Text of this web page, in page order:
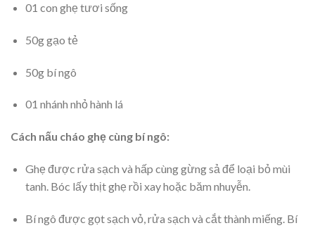
01 con ghẹ tươi sống
50g gạo tẻ
50g bí ngô
01 nhánh nhỏ hành lá
Cách nấu cháo ghẹ cùng bí ngô:
Ghẹ được rửa sạch và hấp cùng gừng sả để loại bỏ mùi
tanh. Bóc lấy thịt ghẹ rồi xay hoặc băm nhuyễn.
Bí ngô được gọt sạch vỏ, rửa sạch và cắt thành miếng. Bí